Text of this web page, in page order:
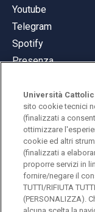
Youtube
Telegram
Spotify
Presenza
© Università
Largo A. Gemelli
PI 02133120150
Università
sito cookie tecnici
(finalizzati a
ottimizzare
cookie ed altri
(finalizzati a
proporre servizi in
fornire/negare il
TUTTI/RIFIUTA
(PERSONALIZZA).